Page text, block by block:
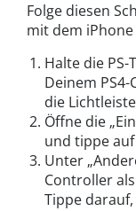
Folge diesen
mit dem
Halte die
Deinem
die
Öffne die
und tippe
Unter
Controller
Tippe